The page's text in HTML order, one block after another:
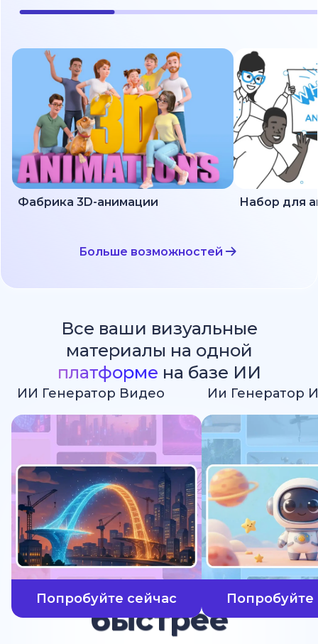
Фабрика 3D-анимации
Больше возможностей
Все ваши визуальные
материалы на одной
платформе на базе ИИ
ИИ Генератор Видео
Попробуйте сейчас Попробуйте
быстрее